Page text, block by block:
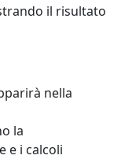
il risultato
nella
la
e i calcoli